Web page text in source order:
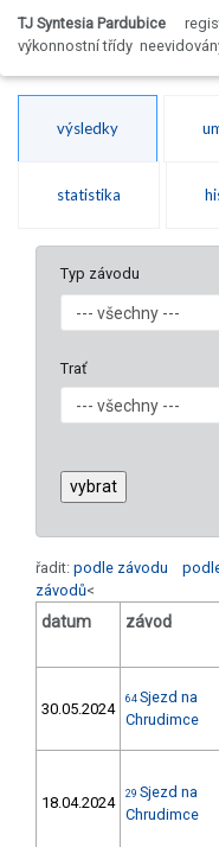
TJ Syntesia Pardubice
výkonnostní třídy
výsledky
statistika
Typ závodu
Trať
řadit: podle závodu
závodů<
datum závod
30.05.2024
64 Sjezd na
Chrudimce
18.04.2024 29 Sjezd na
Chrudimce